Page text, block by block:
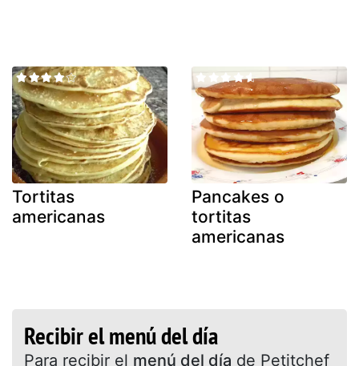
Tortitas
americanas
Pancakes o
tortitas
americanas
Recibir el menú del día
Para recibir el menú del día de Petitchef